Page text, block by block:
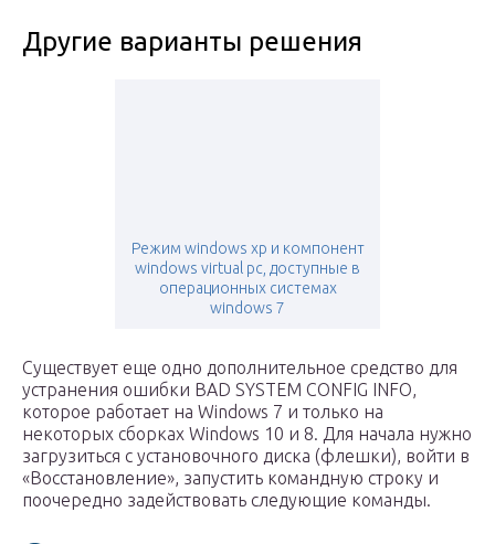
Другие варианты решения
Режим windows xp и компонент
windows virtual pc, доступные в
операционных системах
windows 7
Существует еще одно дополнительное средство для
устранения ошибки BAD SYSTEM CONFIG INFO,
которое работает на Windows 7 и только на
некоторых сборках Windows 10 и 8. Для начала нужно
загрузиться с установочного диска (флешки), войти в
«Восстановление», запустить командную строку и
поочередно задействовать следующие команды.